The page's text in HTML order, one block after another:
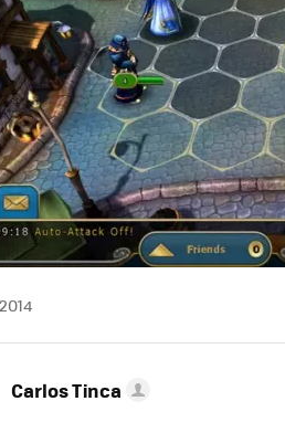
Carlos Tinca